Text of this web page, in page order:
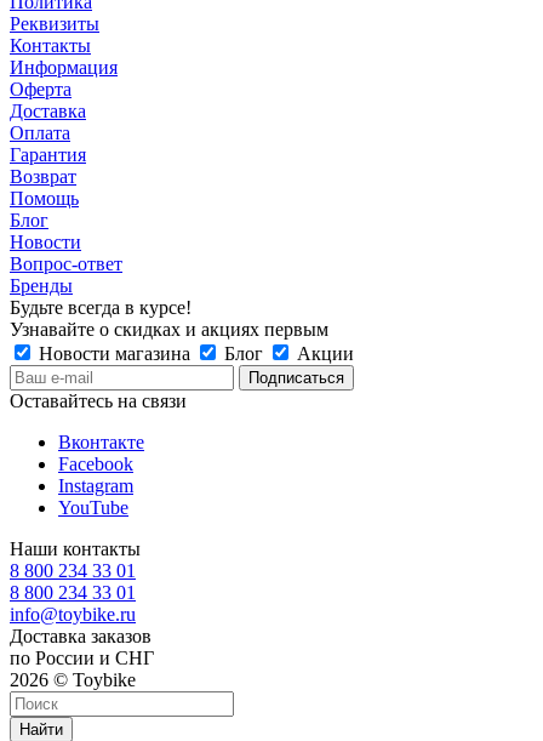
Реквизиты
Контакты
Информация
Оферта
Доставка
Оплата
Гарантия
Возврат
Помощь
Блог
Новости
Вопрос-ответ
Бренды
Будьте всегда в курсе!
Узнавайте о скидках и акциях первым
Новости магазина
Блог Акции
Оставайтесь на связи
Вконтакте
Facebook
Instagram
YouTube
Наши контакты
8 800 234 33 01
8 800 234 33 01
info@toybike.ru
Доставка заказов
по России и СНГ
2026 © Toybike
Найти